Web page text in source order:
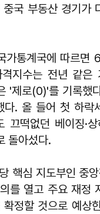
국 부동산 경기가
가통계국에 따르면
지수는 전년 같은
'제로(0)'를 기록했
. 올 들어 첫 하락
끄떡없던 베이징·
돌아섰다.
핵심 지도부인 중
를 열고 주요 재정
정할 것으로 예상